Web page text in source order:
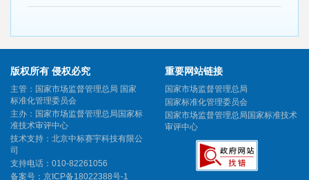
版权所有 侵权必究
主管：国家市场监督管理总局 国家
标准化管理委员会
主办：国家市场监督管理总局国家标
准技术审评中心
技术支持：北京中标赛宇科技有限公
司
支持电话：010-82261056
备案号： 京ICP备18022388号-1
重要网站链接
国家市场监督管理总局
国家标准化管理委员会
国家市场监督管理总局国家标准技术
审评中心